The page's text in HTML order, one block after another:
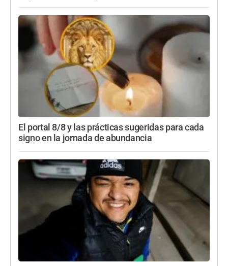
El portal 8/8 y las prácticas sugeridas para cada
signo en la jornada de abundancia